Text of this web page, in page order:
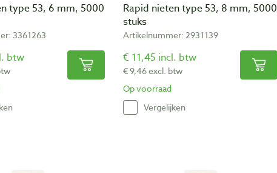
type 53, 6 mm, 5000
3361263
btw
Rapid nieten type 53, 8 mm, 5000
stuks
Artikelnummer: 2931139
€ 11,45 incl. btw
€ 9,46 excl. btw
Op voorraad
Vergelijken